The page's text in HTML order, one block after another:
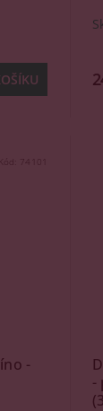
Kód: 74101
-
-